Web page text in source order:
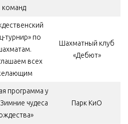
команд
турнир» по
всех
Шахматный клуб
«Дебют»
программа у
чудеса
Парк КиО